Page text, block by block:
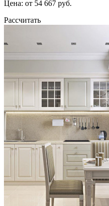
Цена: от 54 667 руб.
Рассчитать